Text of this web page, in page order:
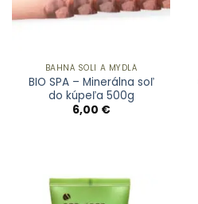
BAHNÁ SOLI A MYDLÁ
BIO SPA – Minerálna soľ
do kúpeľa 500g
6,00 €